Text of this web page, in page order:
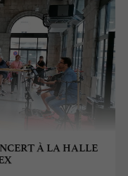
À LA HALLE